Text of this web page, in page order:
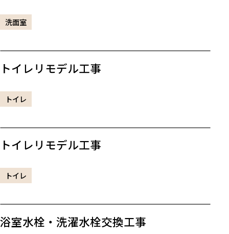
洗面室
トイレリモデル工事
トイレ
トイレリモデル工事
トイレ
浴室水栓・洗濯水栓交換工事